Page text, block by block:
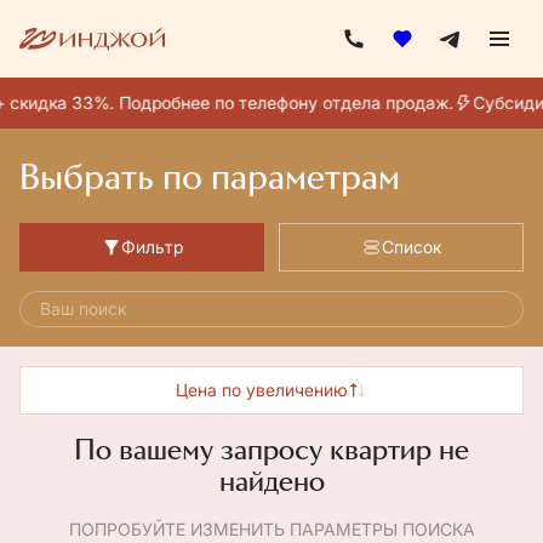
33%. Подробнее по телефону отдела продаж.
Выбрать по параметрам
Фильтр Список
Ваш поиск
Цена по увеличению
По вашему запросу квартир не
найдено
ПОПРОБУЙТЕ ИЗМЕНИТЬ ПАРАМЕТРЫ ПОИСКА